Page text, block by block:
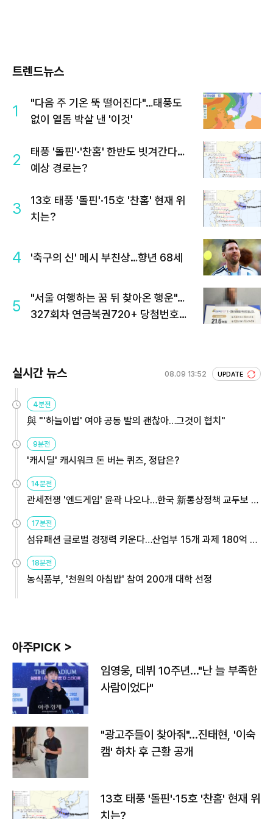
트렌드뉴스
1
"다음 주 기온 뚝 떨어진다"…태풍도
없이 열돔 박살 낸 '이것'
2
태풍 '돌핀'·'찬홈' 한반도 빗겨간다…
예상 경로는?
3
13호 태풍 '돌핀'·15호 '찬홈' 현재 위
치는?
4 '축구의 신' 메시 부친상…향년 68세
5
"서울 여행하는 꿈 뒤 찾아온 행운"…
327회차 연금복권720+ 당첨번호조
실시간 뉴스 08.09 13:52 UPDATE
4분전
與 "'하늘이법' 여야 공동 발의 괜찮아…그것이 협치"
9분전
'캐시딜' 캐시워크 돈 버는 퀴즈, 정답은?
14분전
관세전쟁 '엔드게임' 윤곽 나오나…한국 新통상정책 교두보 활
용해야
17분전
섬유패션 글로벌 경쟁력 키운다…산업부 15개 과제 180억 지
원
18분전
농식품부, '천원의 아침밥' 참여 200개 대학 선정
아주PICK >
임영웅, 데뷔 10주년…"난 늘 부족한
사람이었다"
"광고주들이 찾아줘"…진태현, '이숙
캠' 하차 후 근황 공개
13호 태풍 '돌핀'·15호 '찬홈' 현재 위
치는?